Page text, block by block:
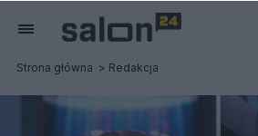
Strona główna Redakcja